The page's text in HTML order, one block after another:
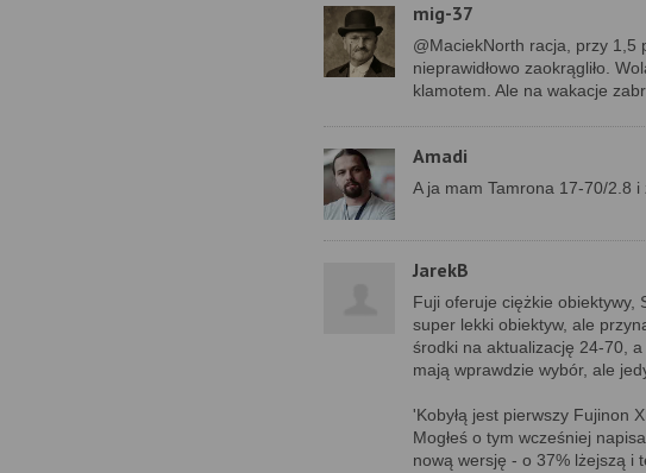
mig-37
@MaciekNorth racja, przy 1,5
nieprawidłowo zaokrągliło.
klamotem. Ale na wakacje
Amadi
A ja mam Tamrona 17-70/2.8
JarekB
Fuji oferuje ciężkie obiektywy,
super lekki obiektyw, ale
środki na aktualizację 24-70, a
mają wprawdzie wybór, ale
'Kobyłą jest pierwszy Fujinon
Mogłeś o tym wcześniej
nową wersję - o 37% lżejszą i